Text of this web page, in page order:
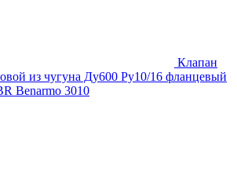
Клапан
из чугуна Ду600 Ру10/16 фланцевый
Benarmo 3010